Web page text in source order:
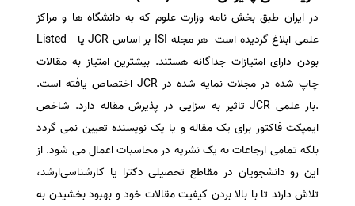
در ایران طبق بخش نامه وزارت علوم که به دانشگاه ها و مراکز
علمی ابلاغ گردیده است هر مجله ISI بر اساس JCR یا Listed
بودن دارای امتیازات جداگانه هستند. بیشترین امتیاز به مقالات
چاپ شده در مجلات نمایه شده در JCR اختصاص یافته است.
.بار علمی JCR تاثیر به سزایی در پذیرش مقاله دارد. شاخص
ایمپکت فاکتور برای یک مقاله و یا یک نویسنده تعیین نمی‌ گردد
بلکه تمامی ارجاعات به یک نشریه در محاسبات اعمال می‌ شود. از
این رو دانشجویان در مقاطع تحصیلی دکترا یا کارشناسی‌ارشد،
تلاش دارند تا با بالا بردن کیفیت مقالات خود و بهبود بخشیدن به